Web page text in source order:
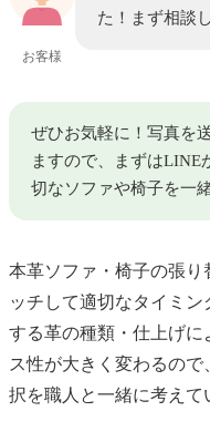
お客様
た！まず相談
ぜひお気軽に！写真を
ますので、まずはLINE
切なソファや椅子を一
本革ソファ・椅子の張り
ッチして適切なタイミ
する革の種類・仕上げ
ス性が大きく変わるの
択を職人と一緒に考えて